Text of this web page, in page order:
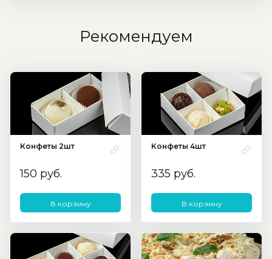
Рекомендуем
Конфеты 2шт
150 руб.
В корзину
Конфеты 4шт
335 руб.
В корзину